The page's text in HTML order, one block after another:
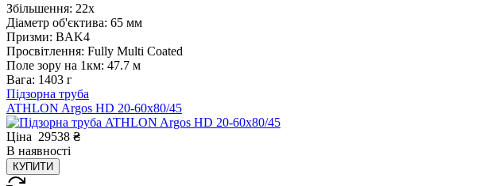
Збільшення: 22x
Діаметр об'єктива: 65 мм
Призми: BAK4
Просвітлення: Fully Multi Coated
Поле зору на 1км: 47.7 м
Вага: 1403 г
Підзорна труба
ATHLON Argos HD 20-60x80/45
Ціна 29538 ₴
В наявності
КУПИТИ